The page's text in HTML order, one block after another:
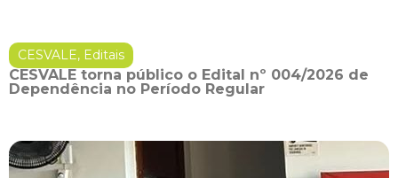
CESVALE, Editais
CESVALE torna público o Edital nº 004/2026 de
Dependência no Período Regular